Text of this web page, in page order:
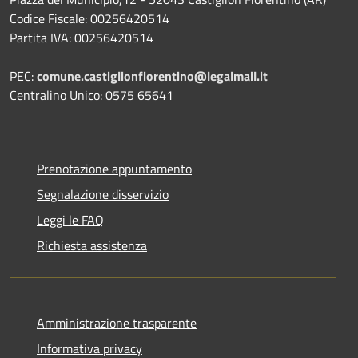
Codice Fiscale: 00256420514
Partita IVA: 00256420514
PEC:comune.castiglionfiorentino@legalmail.it
Centralino Unico: 0575 65641
Prenotazione appuntamento
Segnalazione disservizio
Leggi le FAQ
Richiesta assistenza
Amministrazione trasparente
Informativa privacy